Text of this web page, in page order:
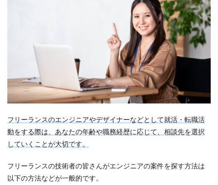
フリーランスのエンジニアやデザイナーなどとして就活・転職活
動をする際は、あなたの年齢や職務経歴に応じて、相談先を選択
していくことが大切です。
フリーランスの技術者の皆さんがエンジニアの案件を探す方法は
以下の方法などが一般的です。